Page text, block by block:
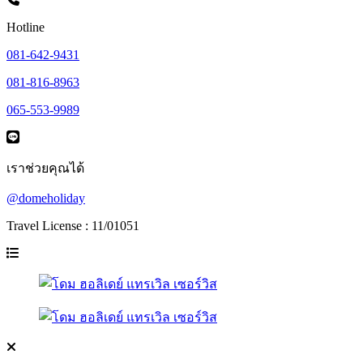
Hotline
081-642-9431
081-816-8963
065-553-9989
เราช่วยคุณได้
@domeholiday
Travel License : 11/01051